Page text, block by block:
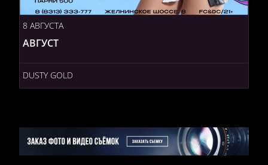
8 АВГУСТА
АВГУСТ
DUSTY GOLD